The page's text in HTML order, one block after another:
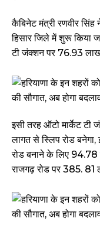
कैबिनेट मंत्री रणवीर सिंह
हिसार जिले में शुरू किया
टी जंक्शन पर 76.93 लाख
इसी तरह ऑटो मार्केट
लागत से स्लिप रोड
रोड बनाने के लिए
राजगढ़ रोड पर 385. 81